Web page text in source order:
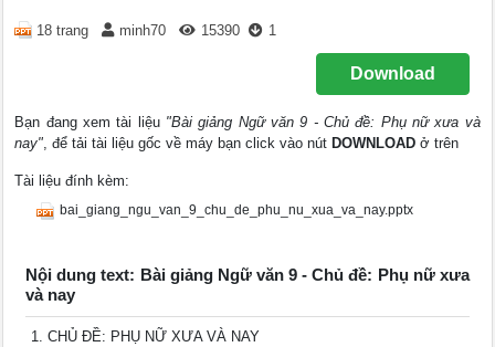
18 trang minh70 15390 1
Download
Bạn đang xem tài liệu "Bài giảng Ngữ văn 9 - Chủ đề: Phụ nữ xưa và
nay", để tải tài liệu gốc về máy bạn click vào nút DOWNLOAD ở trên
Tài liệu đính kèm:
bai_giang_ngu_van_9_chu_de_phu_nu_xua_va_nay.pptx
Nội dung text: Bài giảng Ngữ văn 9 - Chủ đề: Phụ nữ xưa
và nay
CHỦ ĐỀ: PHỤ NỮ XƯA VÀ NAY